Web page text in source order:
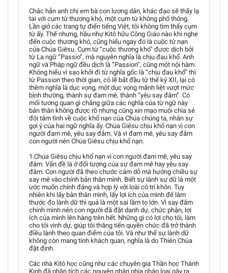
Chắc hẳn anh chị em bà con lương dân, khác đạo sẽ thấy lạ
tai với cụm từ thương khó, một cụm từ không phổ thông.
Lần giở các trang tự điển tiếng Việt, tôi không tìm thấy cụm
từ ấy. Thế nhưng, hầu như Kitô hữu Công Giáo nào khi nghe
đến cuộc thương khó, cũng hiểu ngay đó là cuộc tử nạn
của Chúa Giêsu. Cụm từ “cuộc thương khó” được dịch bởi
từ La ngữ “Passio”, mà nguyên nghĩa là chịu đau khổ. Anh
ngữ và Pháp ngữ đều dịch là “Passion”, cũng một nội hàm.
Không hiểu vì sao khởi đi từ nghĩa gốc là “chịu đau khổ” thì
từ Passion theo thời gian, có lẽ bắt đầu từ thế kỷ XII, lại có
thêm nghĩa là dục vọng, một dục vọng mãnh liệt vượt mức
bình thường, thành sự đam mê, thành “yêu say đắm”. Có
mối tương quan gì chăng giữa các nghĩa của từ ngữ này
bản thân không được rõ nhưng cũng xin mạo muội chia sẻ
đôi tâm tình về cuộc khổ nạn của Chúa chúng ta, nhân sự
gợi ý của hai ngữ nghĩa ấy. Chúa Giêsu chịu khổ nạn vì con
người đam mê, yêu say đắm. Và vì đam mê, yêu say đắm
con người nên Chúa Giêsu chịu khổ nạn.
1.Chúa Giêsu chịu khổ nạn vì con người đam mê, yêu say
đắm. Vấn đề là ở đối tượng của sự đam mê hay yêu say
đắm. Con người đã theo chước cám dỗ mà hướng chiều sự
say mê vào chính bản thân mình. Biết sự lành sự dữ là một
ước muốn chính đáng và hợp lý với loài có trí khôn. Tuy
nhiên khi lấy bản thân mình, lấy lợi ích của mình để làm
thước đo lành dữ thì quả là một sai lầm to lớn. Vì say đắm
chính mình nên con người đã đặt danh dự, chức phận, lợi
ích của mình lên hàng trên hết. Những gì có lợi cho tôi, làm
cho tôi vinh dự, giúp tôi thăng tiến quyền chức đã trở thành
điều lành theo quan điểm của tôi. Và như thế sự lành dữ
không còn mang tính khách quan, nghĩa là do Thiên Chúa
đặt định.
Các nhà Kitô học cũng như các chuyên gia Thần học Thánh
Kinh đã phân tích các nguyên nhân phía nhân loại gây ra